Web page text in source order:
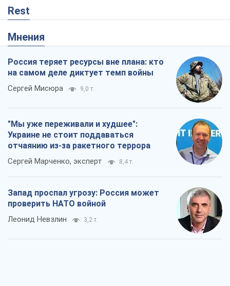
Rest
Мнения
Россия теряет ресурсы вне плана: кто
на самом деле диктует темп войны
Сергей Мисюра 9,0 т.
"Мы уже переживали и худшее":
Украине не стоит поддаваться
отчаянию из-за ракетного террора
Сергей Марченко, эксперт 8,4 т.
Запад проспал угрозу: Россия может
проверить НАТО войной
Леонид Невзлин 3,2 т.